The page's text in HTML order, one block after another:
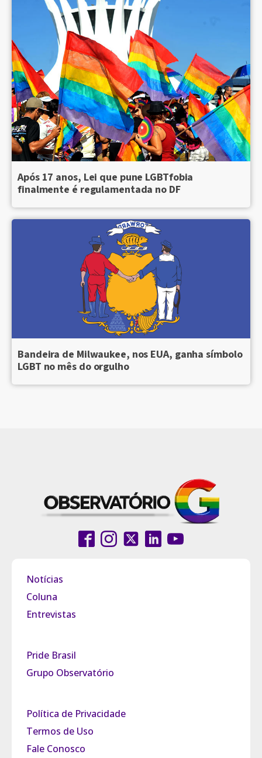
Após 17 anos, Lei que pune LGBTfobia
finalmente é regulamentada no DF
Bandeira de Milwaukee, nos EUA, ganha símbolo
LGBT no mês do orgulho
Notícias
Coluna
Entrevistas
Pride Brasil
Grupo Observatório
Política de Privacidade
Termos de Uso
Fale Conosco